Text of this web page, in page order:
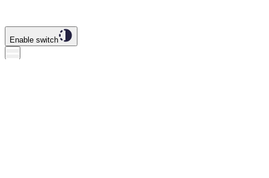
Enable switch